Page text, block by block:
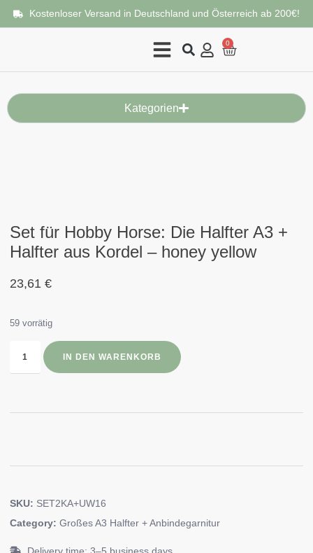
Kostenloser Versand in Deutschland und Österreich ab 200€!
0
Kategorien
Set für Hobby Horse: Die Halfter A3 +
Halfter aus Kordel – honey yellow
23,61 €
59 vorrätig
IN DEN WARENKORB
SKU: SET2KA+UW16
Category: Großes A3 Halfter + Anbindegarnitur
Delivery time: 3–5 business days